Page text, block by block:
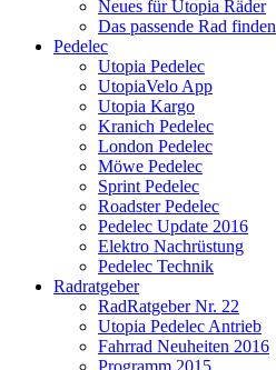
Neues für Utopia Räder
Das passende Rad finden
Pedelec
Utopia Pedelec
UtopiaVelo App
Utopia Kargo
Kranich Pedelec
London Pedelec
Möwe Pedelec
Sprint Pedelec
Roadster Pedelec
Pedelec Update 2016
Elektro Nachrüstung
Pedelec Technik
Radratgeber
RadRatgeber Nr. 22
Utopia Pedelec Antrieb
Fahrrad Neuheiten 2016
Programm 2015